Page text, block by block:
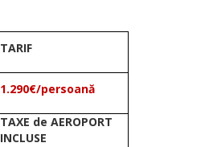
TARIF
1.290€/persoană
TAXE de AEROPORT
INCLUSE